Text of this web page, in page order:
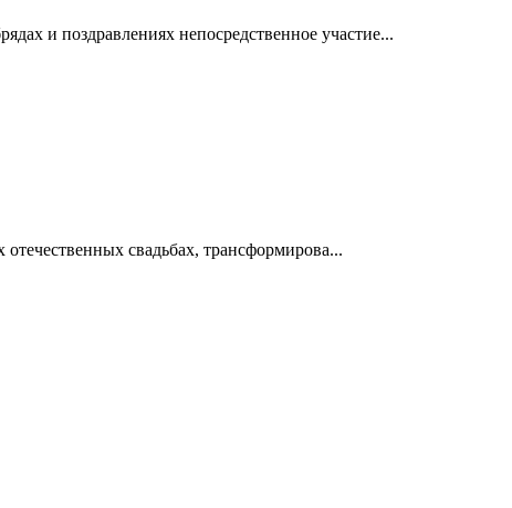
и поздравлениях непосредственное участие...
свадьбах, трансформирова...